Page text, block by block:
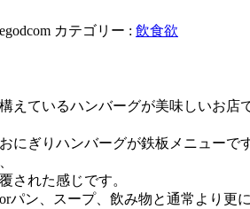
カテゴリー : 飲食欲
ているハンバーグが美味しいお
にぎりハンバーグが鉄板メニューです
された感じです。
ン、スープ、飲み物と通常より更